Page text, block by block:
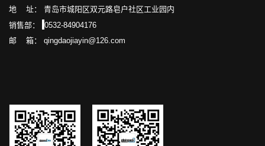
地 址： 青岛市城阳区双元路皂户社区工业园内
销售部：
0532-84904176
邮 箱： qingdaojiayin@126.com